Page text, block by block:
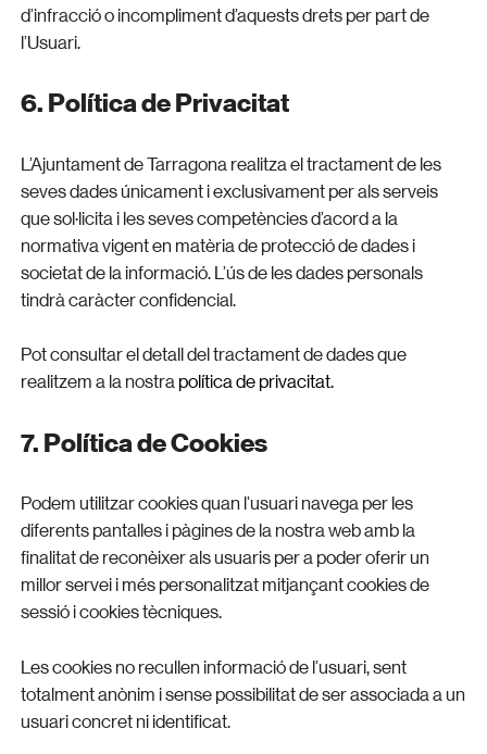
d’infracció o incompliment d’aquests drets per part de
l’Usuari.
6. Política de Privacitat
L’Ajuntament de Tarragona realitza el tractament de les
seves dades únicament i exclusivament per als serveis
que sol·licita i les seves competències d’acord a la
normativa vigent en matèria de protecció de dades i
societat de la informació. L’ús de les dades personals
tindrà caràcter confidencial.
Pot consultar el detall del tractament de dades que
realitzem a la nostra política de privacitat.
7. Política de Cookies
Podem utilitzar cookies quan l’usuari navega per les
diferents pantalles i pàgines de la nostra web amb la
finalitat de reconèixer als usuaris per a poder oferir un
millor servei i més personalitzat mitjançant cookies de
sessió i cookies tècniques.
Les cookies no recullen informació de l’usuari, sent
totalment anònim i sense possibilitat de ser associada a un
usuari concret ni identificat.